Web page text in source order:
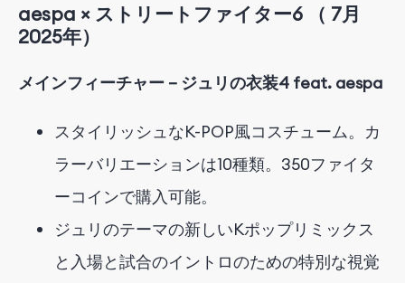
aespa × ストリートファイター6 （ 7月
2025年）
メインフィーチャー – ジュリの衣装4 feat. aespa
スタイリッシュなK-POP風コスチューム。 カ
ラーバリエーションは10種類。350ファイタ
ーコインで購入可能。
ジュリのテーマの新しいKポップリミックス
と入場と試合のイントロのための特別な視覚